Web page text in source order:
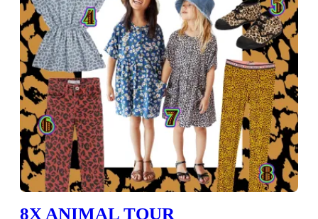
8X ANIMAL TOUR